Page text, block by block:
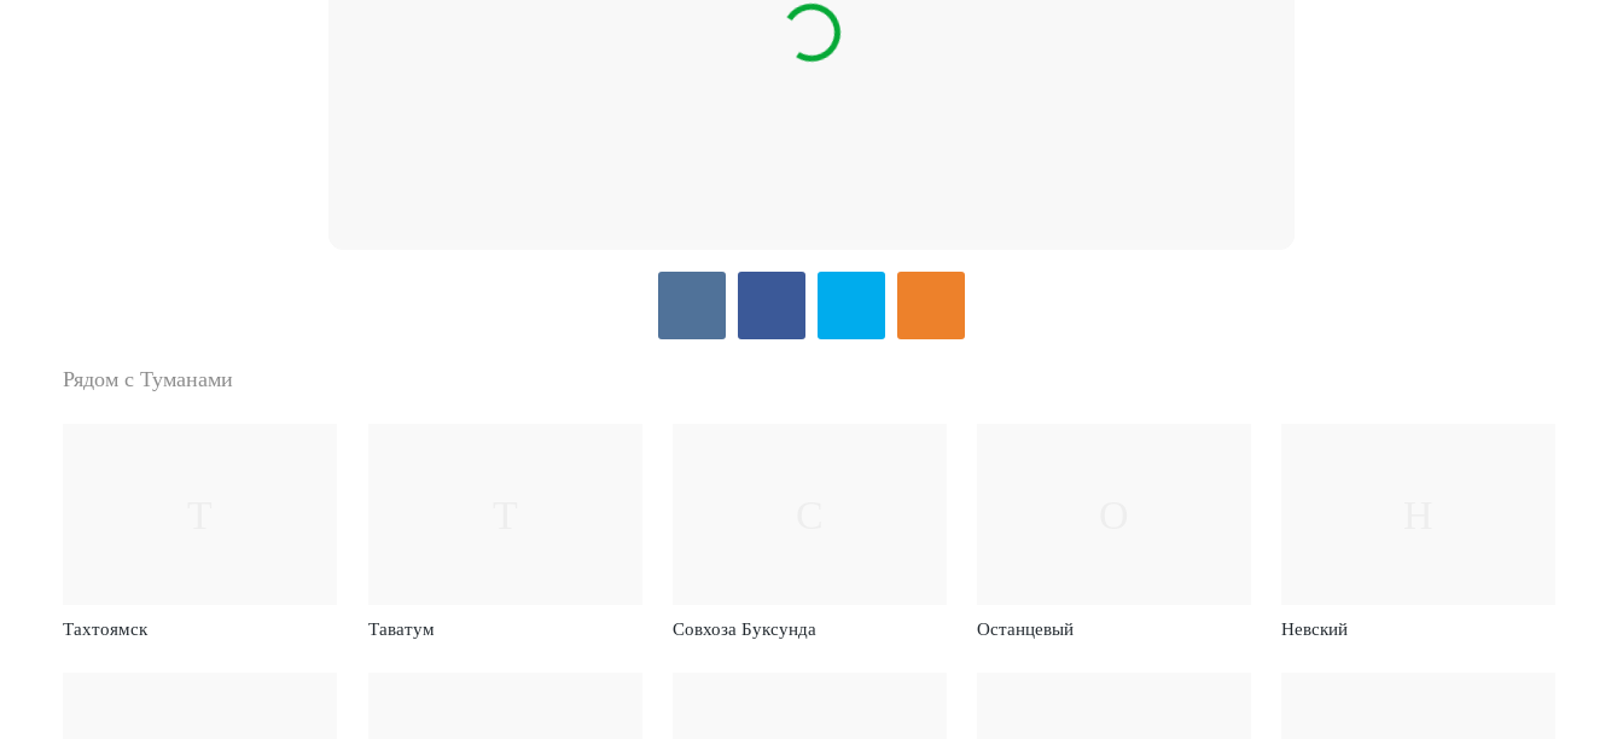
Рядом с Туманами
Тахтоямск Таватум Совхоза Буксунда Останцевый Невский